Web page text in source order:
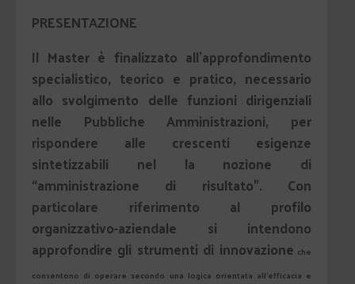
PRESENTAZIONE
Il Master è finalizzato all’approfondimento
specialistico, teorico e pratico, necessario
allo svolgimento delle funzioni dirigenziali
nelle Pubbliche Amministrazioni, per
rispondere alle crescenti esigenze
sintetizzabili nel la nozione di
“amministrazione di risultato”. Con
particolare riferimento al profilo
organizzativo-aziendale si intendono
approfondire gli strumenti di innovazione che
consentono di operare secondo una logica orientata all’efficacia e